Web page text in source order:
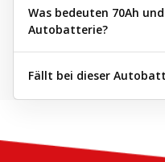
Was bedeuten 70Ah
Autobatterie?
Fällt bei dieser